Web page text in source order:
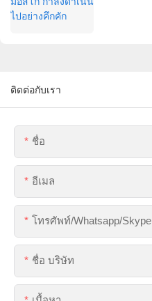
ติดต่อกับเรา
ชื่อ
อีเมล
โทรศัพท์/whatsapp/skype
ชื่อ บริษัท